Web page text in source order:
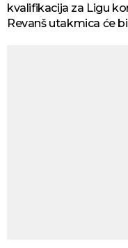
kvalifikacija za Ligu
Revanš utakmica će